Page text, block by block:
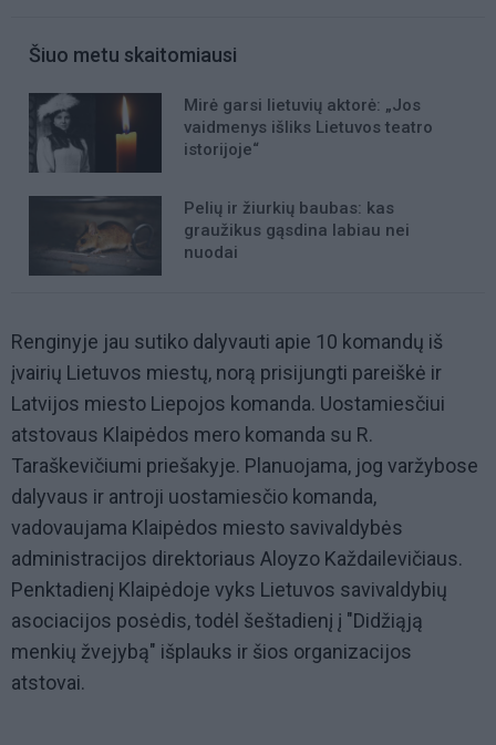
Šiuo metu skaitomiausi
Mirė garsi lietuvių aktorė: „Jos
vaidmenys išliks Lietuvos teatro
istorijoje“
Pelių ir žiurkių baubas: kas
graužikus gąsdina labiau nei
nuodai
Renginyje jau sutiko dalyvauti apie 10 komandų iš
įvairių Lietuvos miestų, norą prisijungti pareiškė ir
Latvijos miesto Liepojos komanda. Uostamiesčiui
atstovaus Klaipėdos mero komanda su R.
Taraškevičiumi priešakyje. Planuojama, jog varžybose
dalyvaus ir antroji uostamiesčio komanda,
vadovaujama Klaipėdos miesto savivaldybės
administracijos direktoriaus Aloyzo Každailevičiaus.
Penktadienį Klaipėdoje vyks Lietuvos savivaldybių
asociacijos posėdis, todėl šeštadienį į "Didžiąją
menkių žvejybą" išplauks ir šios organizacijos
atstovai.